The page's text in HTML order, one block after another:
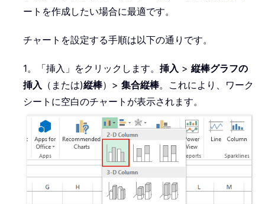
ートを作成したい場合に最適です。
チャートを設定する手順は以下の通りです。
1。「挿入」をクリックします。 挿入 > 縦棒グラフの
挿入 （または)縦棒）> 集合縦棒。これにより、ワーク
シートに空白のチャートが表示されます。